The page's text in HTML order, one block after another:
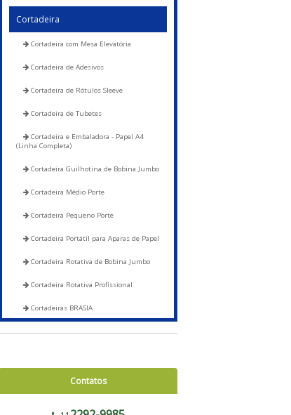
Cortadeira
Cortadeira com Mesa Elevatória
Cortadeira de Adesivos
Cortadeira de Rótulos Sleeve
Cortadeira de Tubetes
Cortadeira e Embaladora - Papel A4
(Linha Completa)
Cortadeira Guilhotina de Bobina Jumbo
Cortadeira Médio Porte
Cortadeira Pequeno Porte
Cortadeira Portátil para Aparas de Papel
Cortadeira Rotativa de Bobina Jumbo
Cortadeira Rotativa Profissional
Cortadeiras BRASIA
Corte e Soldas
Blocadora - Pista Dupla - 600 a 1200
Segurança, Sacos de Correios e Sacos para E-
Contatos